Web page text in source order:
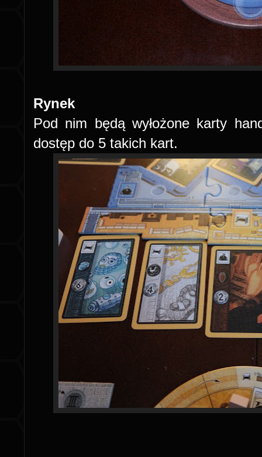
Rynek
Pod nim będą wyłożone karty
dostęp do 5 takich kart.